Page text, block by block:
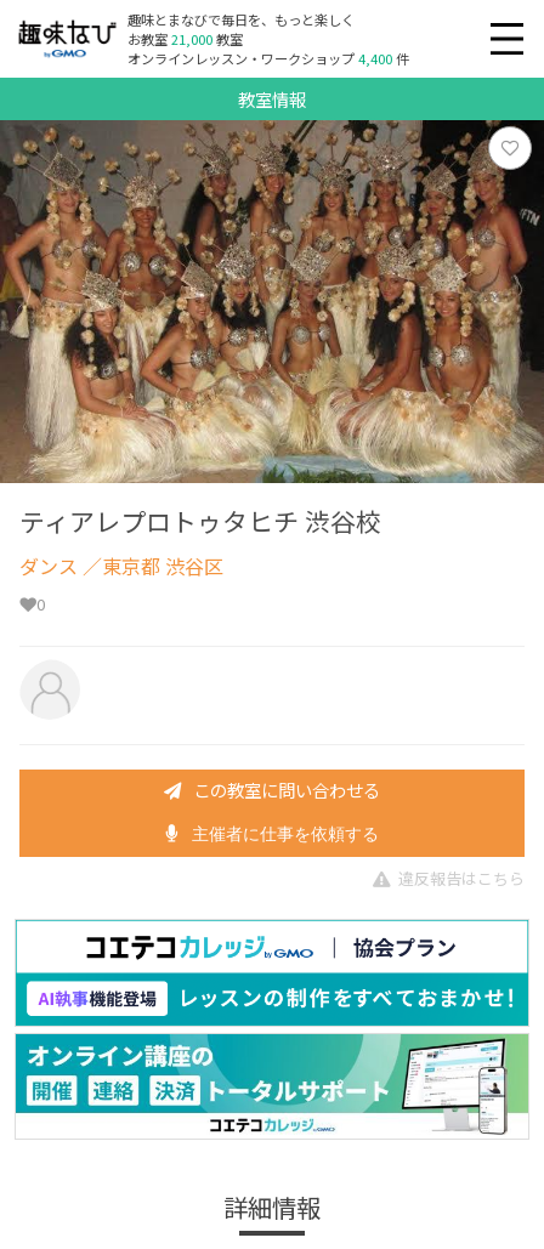
趣味とまなびで毎日を、もっと楽しく
お教室21,000教室
オンラインレッスン・ワークショップ4,400件
教室情報
ティアレプロトゥタヒチ 渋谷校
ダンス ／東京都 渋谷区
0
この教室に問い合わせる
主催者に仕事を依頼する
違反報告はこちら
詳細情報